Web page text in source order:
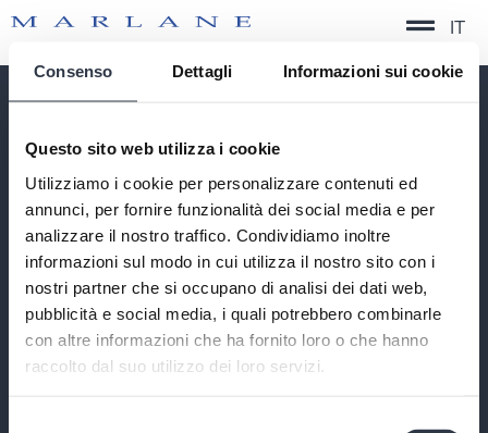
Consenso Dettagli Informazioni sui cookie
Questo sito web utilizza i cookie
Utilizziamo i cookie per personalizzare contenuti ed
annunci, per fornire funzionalità dei social media e per
analizzare il nostro traffico. Condividiamo inoltre
informazioni sul modo in cui utilizza il nostro sito con i
nostri partner che si occupano di analisi dei dati web,
pubblicità e social media, i quali potrebbero combinarle
con altre informazioni che ha fornito loro o che hanno
raccolto dal suo utilizzo dei loro servizi.
IT
QUICK SERVICE
CONTEMPORARY FORMAL
PERFORMANCE
SUSTAINABILITY
CONTACTS
PRIVACY POLICY
COOKIE POLICY
CODE OF ETHICS